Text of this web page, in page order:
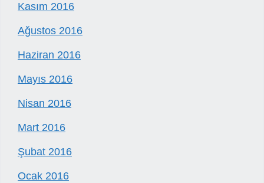
Kasım 2016
Ağustos 2016
Haziran 2016
Mayıs 2016
Nisan 2016
Mart 2016
Şubat 2016
Ocak 2016